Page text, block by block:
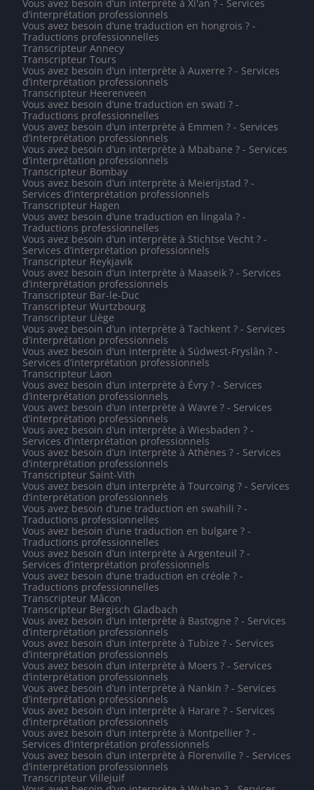
Vous avez besoin d’un interprète à Xi'an ? - Services
d’interprétation professionnels
Vous avez besoin d’une traduction en hongrois ? -
Traductions professionnelles
Transcripteur Annecy
Transcripteur Tours
Vous avez besoin d’un interprète à Auxerre ? - Services
d’interprétation professionnels
Transcripteur Heerenveen
Vous avez besoin d’une traduction en swati ? -
Traductions professionnelles
Vous avez besoin d’un interprète à Emmen ? - Services
d’interprétation professionnels
Vous avez besoin d’un interprète à Mbabane ? - Services
d’interprétation professionnels
Transcripteur Bombay
Vous avez besoin d’un interprète à Meierijstad ? -
Services d’interprétation professionnels
Transcripteur Hagen
Vous avez besoin d’une traduction en lingala ? -
Traductions professionnelles
Vous avez besoin d’un interprète à Stichtse Vecht ? -
Services d’interprétation professionnels
Transcripteur Reykjavik
Vous avez besoin d’un interprète à Maaseik ? - Services
d’interprétation professionnels
Transcripteur Bar-le-Duc
Transcripteur Wurtzbourg
Transcripteur Liège
Vous avez besoin d’un interprète à Tachkent ? - Services
d’interprétation professionnels
Vous avez besoin d’un interprète à Súdwest-Fryslân ? -
Services d’interprétation professionnels
Transcripteur Laon
Vous avez besoin d’un interprète à Évry ? - Services
d’interprétation professionnels
Vous avez besoin d’un interprète à Wavre ? - Services
d’interprétation professionnels
Vous avez besoin d’un interprète à Wiesbaden ? -
Services d’interprétation professionnels
Vous avez besoin d’un interprète à Athènes ? - Services
d’interprétation professionnels
Transcripteur Saint-Vith
Vous avez besoin d’un interprète à Tourcoing ? - Services
d’interprétation professionnels
Vous avez besoin d’une traduction en swahili ? -
Traductions professionnelles
Vous avez besoin d’une traduction en bulgare ? -
Traductions professionnelles
Vous avez besoin d’un interprète à Argenteuil ? -
Services d’interprétation professionnels
Vous avez besoin d’une traduction en créole ? -
Traductions professionnelles
Transcripteur Mâcon
Transcripteur Bergisch Gladbach
Vous avez besoin d’un interprète à Bastogne ? - Services
d’interprétation professionnels
Vous avez besoin d’un interprète à Tubize ? - Services
d’interprétation professionnels
Vous avez besoin d’un interprète à Moers ? - Services
d’interprétation professionnels
Vous avez besoin d’un interprète à Nankin ? - Services
d’interprétation professionnels
Vous avez besoin d’un interprète à Harare ? - Services
d’interprétation professionnels
Vous avez besoin d’un interprète à Montpellier ? -
Services d’interprétation professionnels
Vous avez besoin d’un interprète à Florenville ? - Services
d’interprétation professionnels
Transcripteur Villejuif